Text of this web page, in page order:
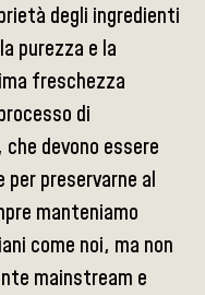
degli ingredienti
purezza e la
freschezza
di
devono essere
preservarne al
manteniamo
come noi, ma non
mainstream e